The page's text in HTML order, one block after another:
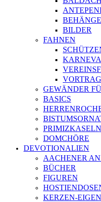
BEHÄNGE
BILDER
FAHNEN
GEWÄNDER
BASICS
PRIMIZKASELN
DOMCHÖRE
DEVOTIONALIEN
AACHENER
BÜCHER
FIGUREN
KERZEN-